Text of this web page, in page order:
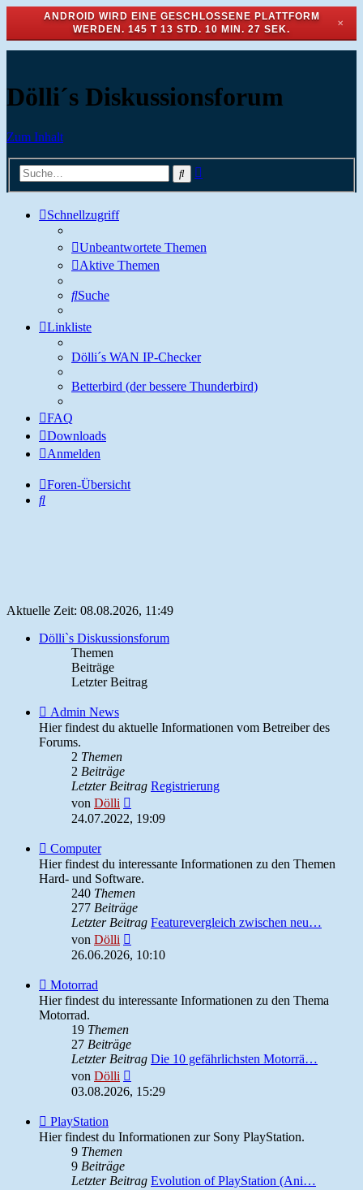
ANDROID WIRD EINE GESCHLOSSENE PLATTFORM
WERDEN. 145 T 13 STD. 10 MIN. 26 SEK.
✕
Dölli´s Diskussionsforum
Zum Inhalt
Suche
Schnellzugriff
Unbeantwortete Themen
Aktive Themen
Suche
Linkliste
Dölli´s WAN IP-Checker
Betterbird (der bessere Thunderbird)
FAQ
Downloads
Anmelden
Foren-Übersicht
Suche
Aktuelle Zeit: 08.08.2026, 11:49
Dölli`s Diskussionsforum
Themen
Beiträge
Letzter Beitrag
Feed
-
Admin
News
Admin News
Hier findest du aktuelle Informationen vom Betreiber des
Forums.
2 Themen
2 Beiträge
Letzter Beitrag Registrierung
von Dölli
Beitrag
24.07.2022, 19:09
Feed
-
Computer
Computer
Hier findest du interessante Informationen zu den Themen
Hard- und Software.
240 Themen
277 Beiträge
Letzter Beitrag Featurevergleich zwischen neu…
von Dölli
Beitrag
26.06.2026, 10:10
Feed
-
Motorrad
Motorrad
Hier findest du interessante Informationen zu den Thema
Motorrad.
19 Themen
27 Beiträge
Letzter Beitrag Die 10 gefährlichsten Motorrä…
von Dölli
Beitrag
03.08.2026, 15:29
Feed
-
PlayStation
PlayStation
Hier findest du Informationen zur Sony PlayStation.
9 Themen
9 Beiträge
Letzter Beitrag Evolution of PlayStation (Ani…